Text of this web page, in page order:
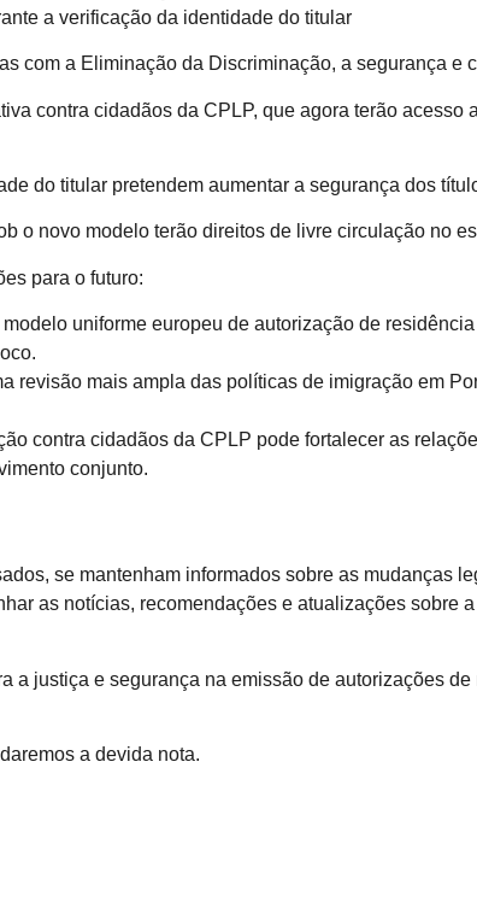
a verificação da identidade do titular
com a Eliminação da Discriminação, a segurança e
contra cidadãos da CPLP, que agora terão
do titular pretendem aumentar a segurança dos
o novo modelo terão direitos de livre circulação no
para o futuro:
modelo uniforme europeu de autorização de
revisão mais ampla das políticas de imigração em
contra cidadãos da CPLP pode fortalecer as
conjunto.
se mantenham informados sobre as mudanças
as notícias, recomendações e atualizações sobre
a justiça e segurança na emissão de autorizações
a devida nota.